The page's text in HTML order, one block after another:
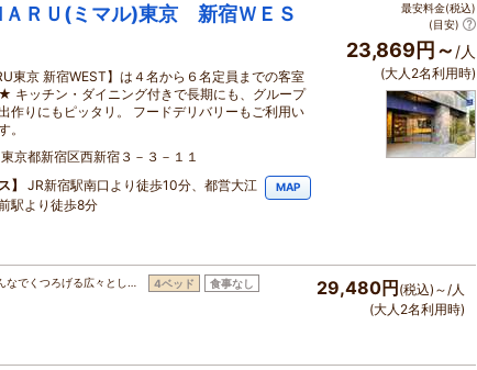
ＡＲＵ(ミマル)東京 新宿ＷＥＳ
東京 新宿WEST】は４名から６名定員までの客室
キッチン・ダイニング付きで長期にも、グループ
作りにもピッタリ。 フードデリバリーもご利用い
。
東京都新宿区西新宿３－３－１１
JR新宿駅南口より徒歩10分、都営大江
駅より徒歩8分
MAP
最安料金(税込)
(目安)
23,869円～ /人
(大人2名利用時)
なでくつろげる広々とし… 4ベッド 食事なし 29,480円 (税込)～/人
(大人2名利用時)